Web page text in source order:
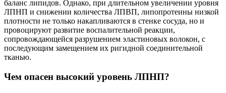
баланс липидов. Однако, при длительном увеличении уровня
ЛПНП и снижении количества ЛПВП, липопротеины низкой
плотности не только накапливаются в стенке сосуда, но и
провоцируют развитие воспалительной реакции,
сопровождающейся разрушением эластиновых волокон, с
последующим замещением их ригидной соединительной
тканью.
Чем опасен высокий уровень ЛПНП?